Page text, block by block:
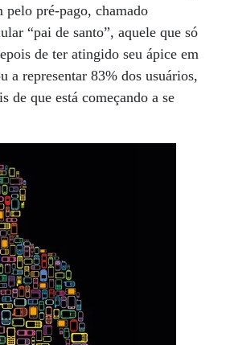
pelo pré-pago, chamado
“pai de santo”, aquele que só
de ter atingido seu ápice em
a representar 83% dos usuários,
de que está começando a se